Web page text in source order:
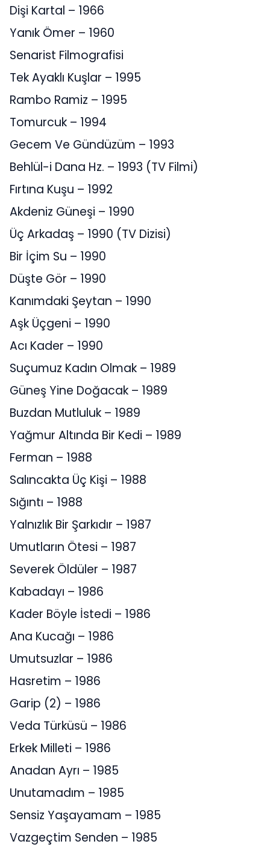
Dişi Kartal – 1966
Yanık Ömer – 1960
Senarist Filmografisi
Tek Ayaklı Kuşlar – 1995
Rambo Ramiz – 1995
Tomurcuk – 1994
Gecem Ve Gündüzüm – 1993
Behlül-i Dana Hz. – 1993 (TV Filmi)
Fırtına Kuşu – 1992
Akdeniz Güneşi – 1990
Üç Arkadaş – 1990 (TV Dizisi)
Bir İçim Su – 1990
Düşte Gör – 1990
Kanımdaki Şeytan – 1990
Aşk Üçgeni – 1990
Acı Kader – 1990
Suçumuz Kadın Olmak – 1989
Güneş Yine Doğacak – 1989
Buzdan Mutluluk – 1989
Yağmur Altında Bir Kedi – 1989
Ferman – 1988
Salıncakta Üç Kişi – 1988
Sığıntı – 1988
Yalnızlık Bir Şarkıdır – 1987
Umutların Ötesi – 1987
Severek Öldüler – 1987
Kabadayı – 1986
Kader Böyle İstedi – 1986
Ana Kucağı – 1986
Umutsuzlar – 1986
Hasretim – 1986
Garip (2) – 1986
Veda Türküsü – 1986
Erkek Milleti – 1986
Anadan Ayrı – 1985
Unutamadım – 1985
Sensiz Yaşayamam – 1985
Vazgeçtim Senden – 1985